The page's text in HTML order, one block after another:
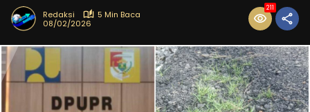
Redaksi
5 Min Baca
08/02/2026
211